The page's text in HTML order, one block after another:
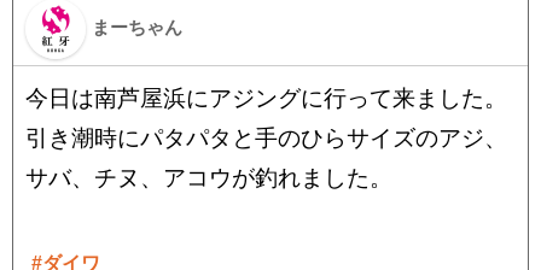
まーちゃん
今日は南芦屋浜にアジングに行って来ました。
引き潮時にパタパタと手のひらサイズのアジ、
サバ、チヌ、アコウが釣れました。
#ダイワ